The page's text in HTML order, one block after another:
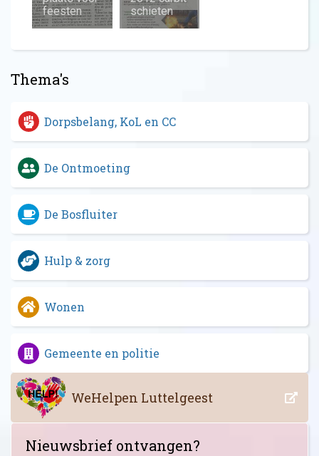
feesten
schieten
Thema's
Dorpsbelang, KoL en CC
De Ontmoeting
De Bosfluiter
Hulp & zorg
Wonen
Gemeente en politie
WeHelpen Luttelgeest
Nieuwsbrief ontvangen?